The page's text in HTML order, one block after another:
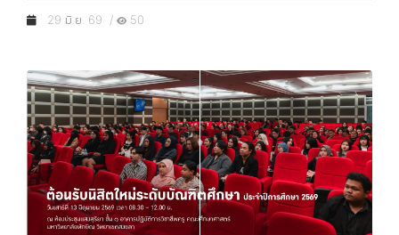
29 มิ.ย. 69 / 50